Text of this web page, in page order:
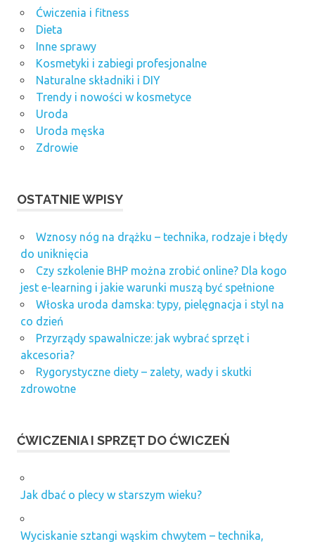
Ćwiczenia i fitness
Dieta
Inne sprawy
Kosmetyki i zabiegi profesjonalne
Naturalne składniki i DIY
Trendy i nowości w kosmetyce
Uroda
Uroda męska
Zdrowie
OSTATNIE WPISY
Wznosy nóg na drążku – technika, rodzaje i błędy
do uniknięcia
Czy szkolenie BHP można zrobić online? Dla kogo
jest e-learning i jakie warunki muszą być spełnione
Włoska uroda damska: typy, pielęgnacja i styl na
co dzień
Przyrządy spawalnicze: jak wybrać sprzęt i
akcesoria?
Rygorystyczne diety – zalety, wady i skutki
zdrowotne
ĆWICZENIA I SPRZĘT DO ĆWICZEŃ
Jak dbać o plecy w starszym wieku?
Wyciskanie sztangi wąskim chwytem – technika,